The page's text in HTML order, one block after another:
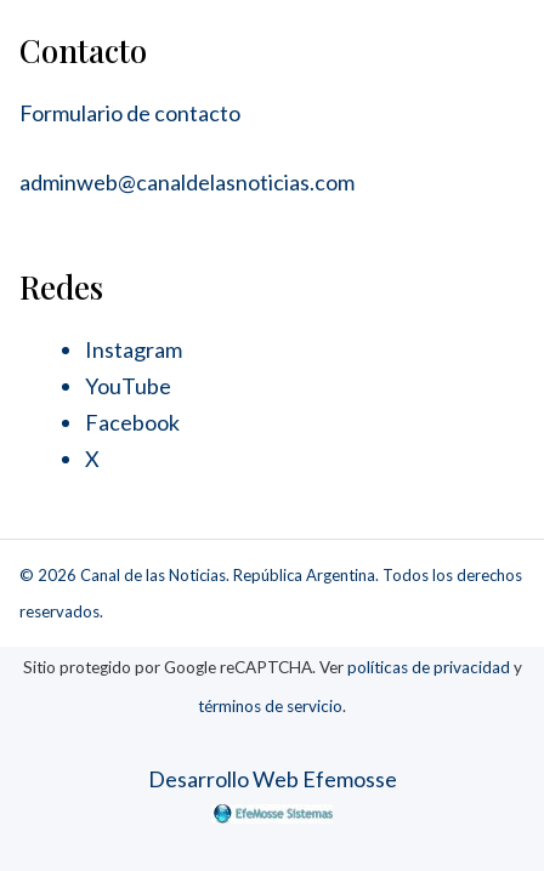
Contacto
Formulario de contacto
adminweb@canaldelasnoticias.com
Redes
Instagram
YouTube
Facebook
X
© 2026 Canal de las Noticias. República Argentina. Todos los derechos
reservados.
Sitio protegido por Google reCAPTCHA. Verpolíticas de privacidad y
términos de servicio.
Desarrollo Web Efemosse